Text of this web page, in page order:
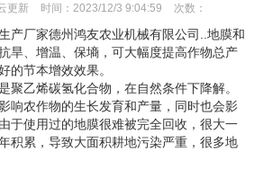
更新 时间： 2023/12/3 9:04:59 次数：
产厂家德州鸿友农业机械有限公司..地膜和
旱、增温、保墒，可大幅度提高作物总产
的节本增效效果。
聚乙烯碳氢化合物，在自然条件下降解。
响农作物的生长发育和产量，同时也会影
于使用过的地膜很难被完全回收，很大一
积累，导致大面积耕地污染严重，很多地